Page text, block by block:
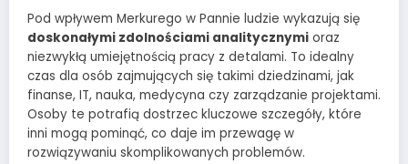
Pod wpływem Merkurego w Pannie ludzie wykazują się
doskonałymi zdolnościami analitycznymi oraz
niezwykłą umiejętnością pracy z detalami. To idealny
czas dla osób zajmujących się takimi dziedzinami, jak
finanse, IT, nauka, medycyna czy zarządzanie projektami.
Osoby te potrafią dostrzec kluczowe szczegóły, które
inni mogą pominąć, co daje im przewagę w
rozwiązywaniu skomplikowanych problemów.